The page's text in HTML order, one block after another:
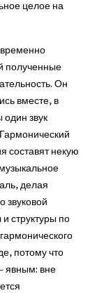
целое на
полученные
Он
вместе, в
один звук
составят некую
делая
звуковой
структуры по
потому что
явным: вне